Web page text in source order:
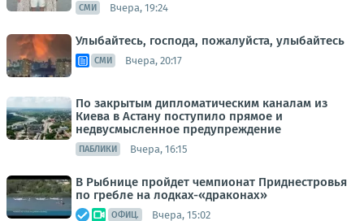
СМИ Вчера, 19:24
Улыбайтесь, господа, пожалуйста, улыбайтесь
СМИ Вчера, 20:17
По закрытым дипломатическим каналам из
Киева в Астану поступило прямое и
недвусмысленное предупреждение
ПАБЛИКИ Вчера, 16:15
В Рыбнице пройдет чемпионат Приднестровья
по гребле на лодках-«драконах»
ОФИЦ. Вчера, 15:02